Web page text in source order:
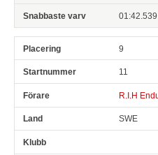
01:42.539
9
11
R.I.H
SWE